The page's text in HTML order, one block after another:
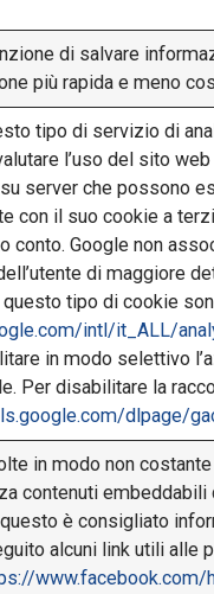
di salvare
più rapida e meno
tipo di servizio di
l’uso del sito
server che possono
con il suo cookie a
conto. Google non
di maggiore
tipo di cookie
intl/it_ALL/
in modo selettivo
Per disabilitare la
dlpage/
in modo non
contenuti
è consigliato
alcuni link utili alle